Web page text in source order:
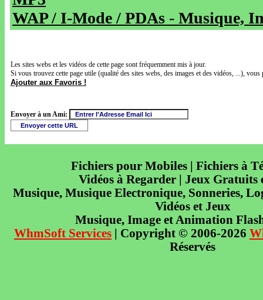
WAP / I-Mode / PDAs - Musique,
Les sites webs et les vidéos de cette page sont fréquemment mis à jour.
Si vous trouvez cette page utile (qualité des sites webs, des images et des vidéos, ...),
Ajouter aux Favoris !
Envoyer à un Ami:
Fichiers pour Mobiles | Fichiers à
Vidéos à Regarder | Jeux Gratuits
Musique, Musique Electronique, Sonneries,
Vidéos et Jeux
Musique, Image et Animation
WhmSoft Services | Copyright © 2006-2026
Réservés